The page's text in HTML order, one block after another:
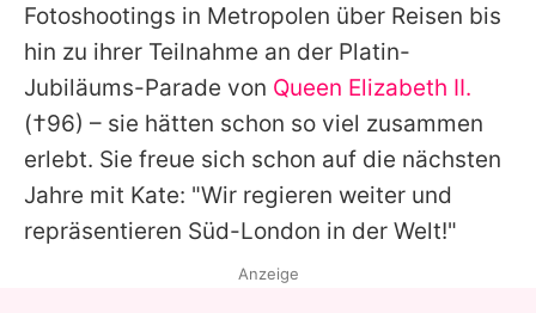
Fotoshootings in Metropolen über Reisen bis
hin zu ihrer Teilnahme an der Platin-
Jubiläums-Parade von Queen Elizabeth II.
(†96) – sie hätten schon so viel zusammen
erlebt. Sie freue sich schon auf die nächsten
Jahre mit Kate: "Wir regieren weiter und
repräsentieren Süd-London in der Welt!"
Anzeige